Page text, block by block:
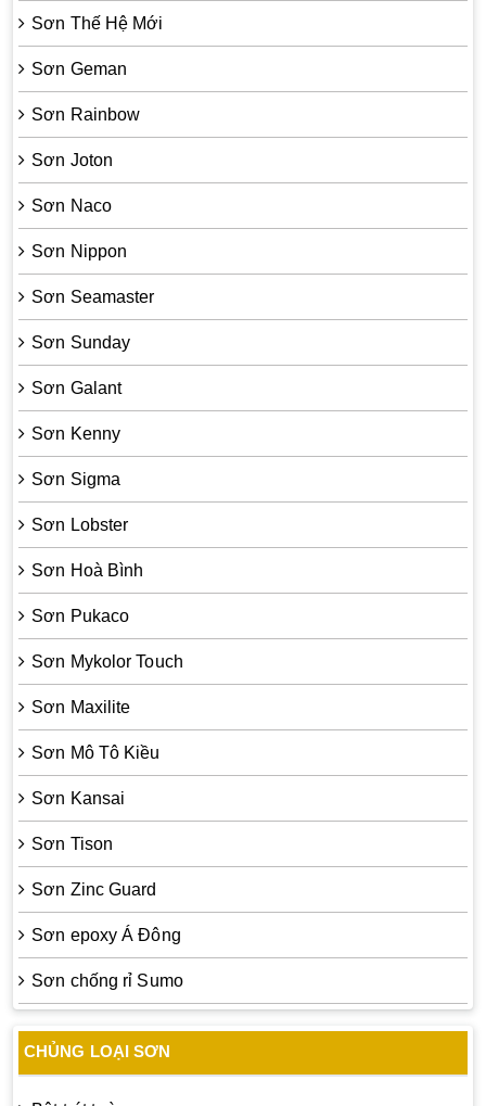
Sơn Thế Hệ Mới
Sơn Geman
Sơn Rainbow
Sơn Joton
Sơn Naco
Sơn Nippon
Sơn Seamaster
Sơn Sunday
Sơn Galant
Sơn Kenny
Sơn Sigma
Sơn Lobster
Sơn Hoà Bình
Sơn Pukaco
Sơn Mykolor Touch
Sơn Maxilite
Sơn Mô Tô Kiều
Sơn Kansai
Sơn Tison
Sơn Zinc Guard
Sơn epoxy Á Đông
Sơn chống rỉ Sumo
CHỦNG LOẠI SƠN